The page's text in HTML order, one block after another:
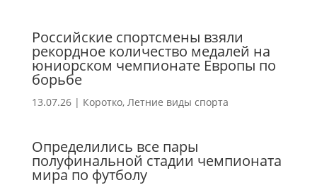
Российские спортсмены взяли
рекордное количество медалей на
юниорском чемпионате Европы по
борьбе
13.07.26| Коротко, Летние виды спорта
Определились все пары
полуфинальной стадии чемпионата
мира по футболу